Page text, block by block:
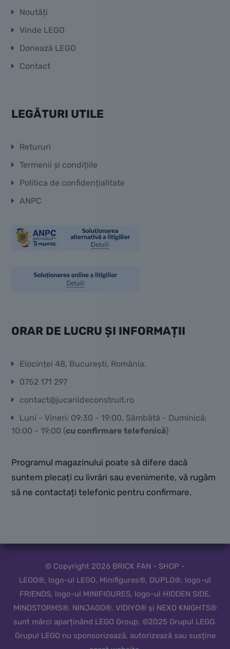
Noutăți
Vinde LEGO
Donează LEGO
Contact
LEGĂTURI UTILE
Retururi
Termenii și condițiile
Politica de confidențialitate
ANPC
ORAR DE LUCRU ȘI INFORMAȚII
Elocinței 48, București, România.
0752 171 297
contact@jucariideconstruit.ro
Luni - Vineri: 09:30 - 19:00, Sâmbătă - Duminică:
10:00 - 19:00 (cu confirmare telefonică)
Programul magazinului poate să difere dacă
suntem plecați cu livrări sau evenimente, vă rugăm
să ne contactați telefonic pentru confirmare.
© Copyright 2026 BRICK FAN - SHOP -
LEGO®, logo-ul LEGO, Minifigures®, DUPLO®, logo-ul
FRIENDS, logo-ul MINIFIGURES, logo-ul HIDDEN SIDE,
MINDSTORMS®, NINJAGO®, VIDIYO® și NEXO KNIGHTS®
sunt mărci aparținând LEGO Group. ©2025 Grupul LEGO.
Grupul LEGO nu sponsorizează, autorizează sau susține